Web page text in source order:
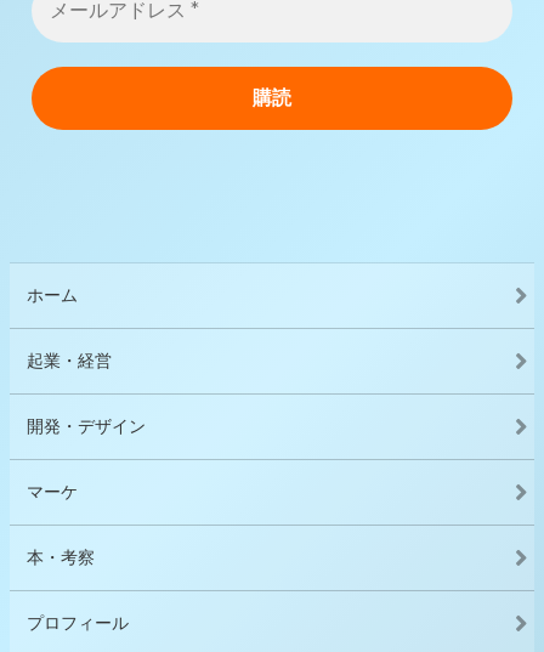
ホーム
起業・経営
開発・デザイン
マーケ
本・考察
プロフィール